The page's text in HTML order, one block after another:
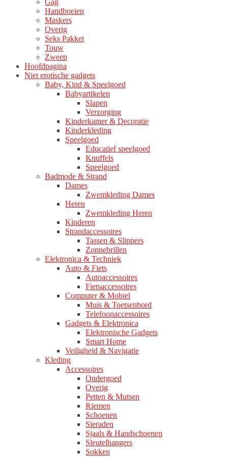
Handboeien
Maskers
Overig
Seks Pakket
Touw
Zweep
Hoofdpagina
Niet erotische gadgets
Baby, Kind & Speelgoed
Babyartikelen
Slapen
Verzorging
Kinderkamer & Decoratie
Kinderkleding
Speelgoed
Educatief speelgoed
Knuffels
Speelgoed
Badmode & Strand
Dames
Zwemkleding Dames
Heren
Zwemkleding Heren
Kinderen
Strandaccessoires
Tassen & Slippers
Zonnebrillen
Elektronica & Techniek
Auto & Fiets
Autoaccessoires
Fietsaccessoires
Computer & Mobiel
Muis & Toetsenbord
Telefoonaccessoires
Gadgets & Elektronica
Elektronische Gadgets
Smart Home
Veiligheid & Navigatie
Kleding
Accessoires
Ondergoed
Overig
Petten & Mutsen
Riemen
Schoenen
Sieraden
Sjaals & Handschoenen
Sleutelhangers
Sokken